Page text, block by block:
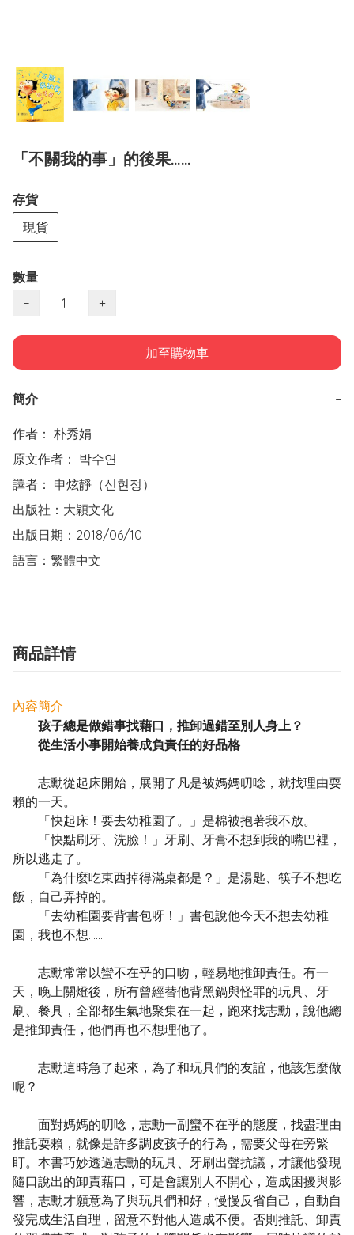
「不關我的事」的後果……
存貨
現貨
數量
−
+
加至購物車
簡介 −
作者： 朴秀娟
原文作者： 박수연
譯者： 申炫靜（신현정）
出版社：大穎文化
出版日期：2018/06/10
語言：繁體中文
商品詳情
內容簡介
孩子總是做錯事找藉口，推卸過錯至別人身上？
從生活小事開始養成負責任的好品格
志勳從起床開始，展開了凡是被媽媽叨唸，就找理由耍
賴的一天。
「快起床！要去幼稚園了。」是棉被抱著我不放。
「快點刷牙、洗臉！」牙刷、牙膏不想到我的嘴巴裡，
所以逃走了。
「為什麼吃東西掉得滿桌都是？」是湯匙、筷子不想吃
飯，自己弄掉的。
「去幼稚園要背書包呀！」書包說他今天不想去幼稚
園，我也不想……
志勳常常以蠻不在乎的口吻，輕易地推卸責任。有一
天，晚上關燈後，所有曾經替他背黑鍋與怪罪的玩具、牙
刷、餐具，全部都生氣地聚集在一起，跑來找志勳，說他總
是推卸責任，他們再也不想理他了。
志勳這時急了起來，為了和玩具們的友誼，他該怎麼做
呢？
面對媽媽的叨唸，志勳一副蠻不在乎的態度，找盡理由
推託耍賴，就像是許多調皮孩子的行為，需要父母在旁緊
盯。本書巧妙透過志勳的玩具、牙刷出聲抗議，才讓他發現
隨口說出的卸責藉口，可是會讓別人不開心，造成困擾與影
響，志勳才願意為了與玩具們和好，慢慢反省自己，自動自
發完成生活自理，留意不對他人造成不便。否則推託、卸責